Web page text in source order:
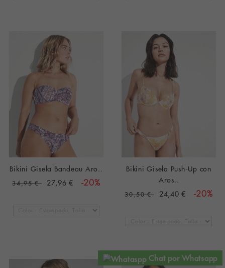
Bikini Gisela Bandeau Aro..
34,95 € 27,96 € -20%
Bikini Gisela Push-Up con
Aros..
30,50 € 24,40 € -20%
Chat por Whatsapp